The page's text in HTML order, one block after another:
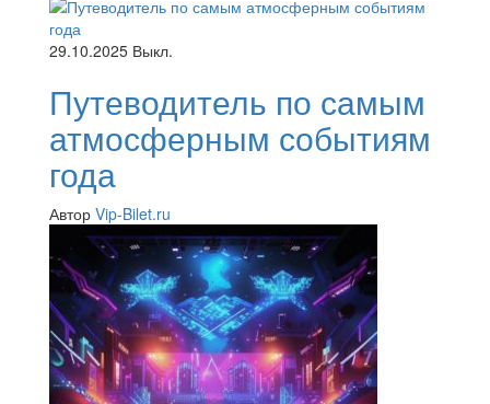
29.10.2025 Выкл.
Путеводитель по самым
атмосферным событиям
года
Автор Vip-Bilet.ru